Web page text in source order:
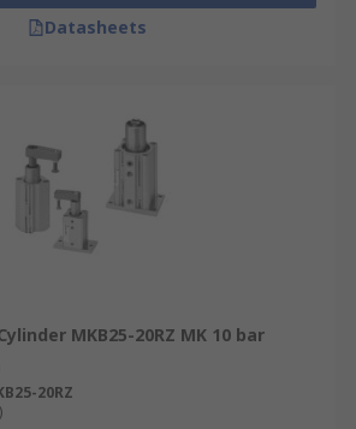
Datasheets
MKB25-20RZ MK 10 bar
20RZ